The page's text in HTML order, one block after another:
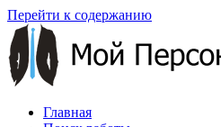
Перейти к содержанию
Главная